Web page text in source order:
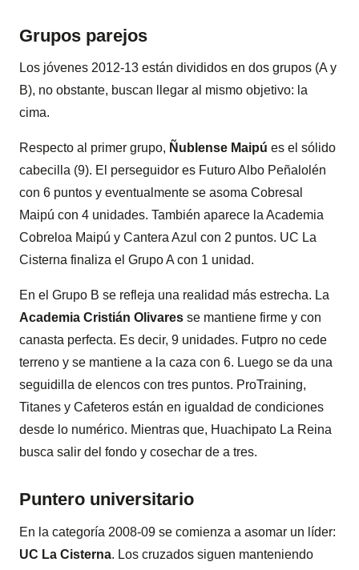
Grupos parejos
Los jóvenes 2012-13 están divididos en dos grupos (A y
B), no obstante, buscan llegar al mismo objetivo: la
cima.
Respecto al primer grupo, Ñublense Maipú es el sólido
cabecilla (9). El perseguidor es Futuro Albo Peñalolén
con 6 puntos y eventualmente se asoma Cobresal
Maipú con 4 unidades. También aparece la Academia
Cobreloa Maipú y Cantera Azul con 2 puntos. UC La
Cisterna finaliza el Grupo A con 1 unidad.
En el Grupo B se refleja una realidad más estrecha. La
Academia Cristián Olivares se mantiene firme y con
canasta perfecta. Es decir, 9 unidades. Futpro no cede
terreno y se mantiene a la caza con 6. Luego se da una
seguidilla de elencos con tres puntos. ProTraining,
Titanes y Cafeteros están en igualdad de condiciones
desde lo numérico. Mientras que, Huachipato La Reina
busca salir del fondo y cosechar de a tres.
Puntero universitario
En la categoría 2008-09 se comienza a asomar un líder:
UC La Cisterna. Los cruzados siguen manteniendo